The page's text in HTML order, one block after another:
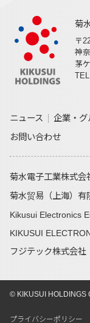
菊
〒
神
茅
TEL
ニュース 企業・グ
お問い合わせ
菊水電子工業株式会
菊水贸易（上海）有
Kikusui Electronics
KIKUSUI
フジテック株式会社
© KIKUSUI HOLDINGS
プライバシーポリシー